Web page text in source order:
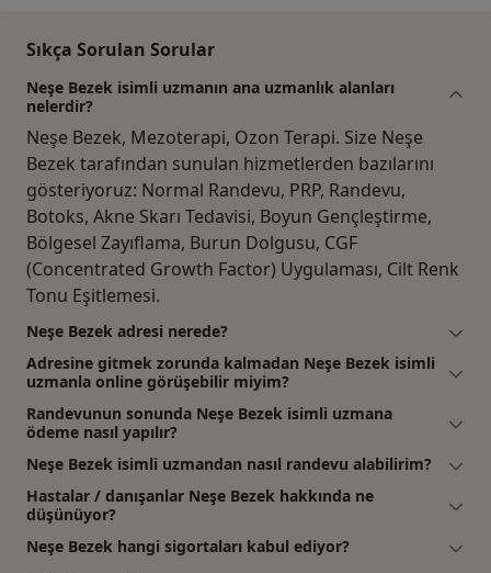
Sıkça Sorulan Sorular
Neşe Bezek isimli uzmanın ana uzmanlık alanları
nelerdir?
Neşe Bezek, Mezoterapi, Ozon Terapi. Size Neşe
Bezek tarafından sunulan hizmetlerden bazılarını
gösteriyoruz: Normal Randevu, PRP, Randevu,
Botoks, Akne Skarı Tedavisi, Boyun Gençleştirme,
Bölgesel Zayıflama, Burun Dolgusu, CGF
(Concentrated Growth Factor) Uygulaması, Cilt Renk
Tonu Eşitlemesi.
Neşe Bezek adresi nerede?
Adresine gitmek zorunda kalmadan Neşe Bezek isimli
uzmanla online görüşebilir miyim?
Randevunun sonunda Neşe Bezek isimli uzmana
ödeme nasıl yapılır?
Neşe Bezek isimli uzmandan nasıl randevu alabilirim?
Hastalar / danışanlar Neşe Bezek hakkında ne
düşünüyor?
Neşe Bezek hangi sigortaları kabul ediyor?